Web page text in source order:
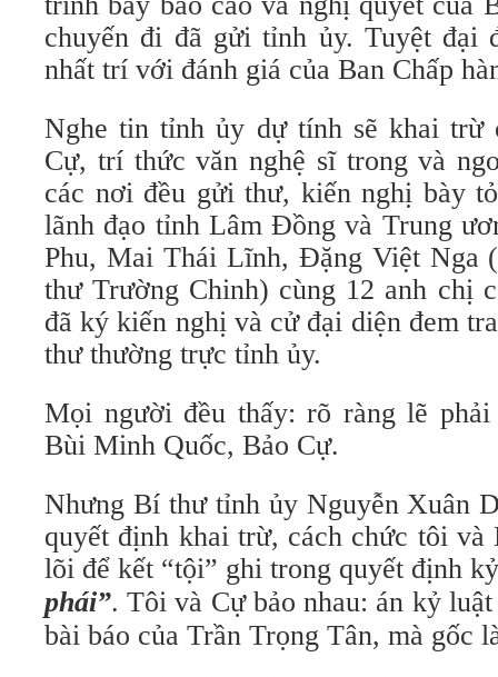
chuyến đi đã gửi tỉnh ủy. Tuyệt đại
nhất trí với đánh giá của Ban Chấp
Nghe tin tỉnh ủy dự tính sẽ khai trừ
Cự, trí thức văn nghệ sĩ trong và
các nơi đều gửi thư, kiến nghị bày
lãnh đạo tỉnh Lâm Đồng và Trung
Phu, Mai Thái Lĩnh, Đặng Việt Nga
thư Trường Chinh) cùng 12 anh chị
đã ký kiến nghị và cử đại diện đem
thư thường trực tỉnh ủy.
Mọi người đều thấy: rõ ràng lẽ
Bùi Minh Quốc, Bảo Cự.
Nhưng Bí thư tỉnh ủy Nguyễn Xuân
quyết định khai trừ, cách chức tôi và
lõi để kết “tội” ghi trong quyết định
phái”. Tôi và Cự bảo nhau: án kỷ
bài báo của Trần Trọng Tân, mà gốc